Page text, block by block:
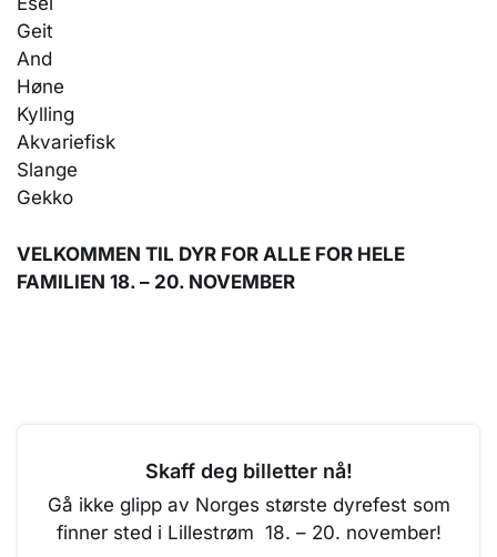
Geit
And
Høne
Kylling
Akvariefisk
Slange
Gekko
VELKOMMEN TIL DYR FOR ALLE FOR HELE
FAMILIEN 18. – 20. NOVEMBER
Skaff deg billetter nå!
Gå ikke glipp av Norges største dyrefest som
finner sted i Lillestrøm 18. – 20. november!